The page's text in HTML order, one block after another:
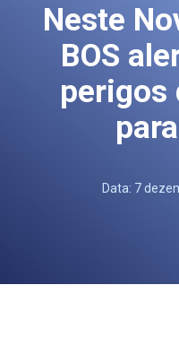
Neste
BOS
perigos
Data: 7